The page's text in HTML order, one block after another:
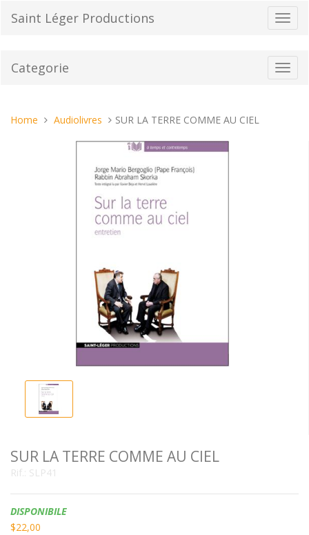
Saint Léger Productions
Categorie
Tu
Home Audiolivres SUR LA TERRE COMME AU CIEL
SUR LA TERRE COMME AU CIEL
Rif.: SLP41
Disponibilità:
DISPONIBILE
$22,00